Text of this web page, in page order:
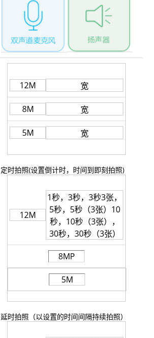
12M 宽
8M 宽
5M 宽
定时拍照(设置倒计时，时间到即刻拍照)
12M
1秒，3秒，3秒3张，
5秒，5秒（3张）10
秒，10秒（3张），
30秒，30秒（3张）
8MP
5M
延时拍照（以设置的时间间隔持续拍照）